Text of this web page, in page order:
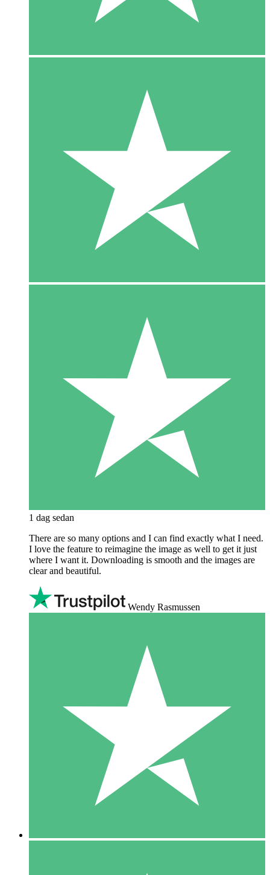
1 dag sedan
There are so many options and I can find exactly what I need.
I love the feature to reimagine the image as well to get it just
where I want it. Downloading is smooth and the images are
clear and beautiful.
Wendy Rasmussen